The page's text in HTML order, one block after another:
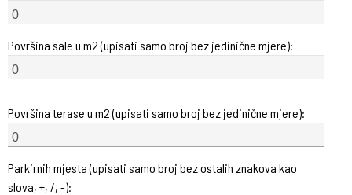
Površina sale u m2 (upisati samo broj bez jedinične mjere):
Površina terase u m2 (upisati samo broj bez jedinične mjere):
Parkirnih mjesta (upisati samo broj bez ostalih znakova kao
slova, +, /, -):